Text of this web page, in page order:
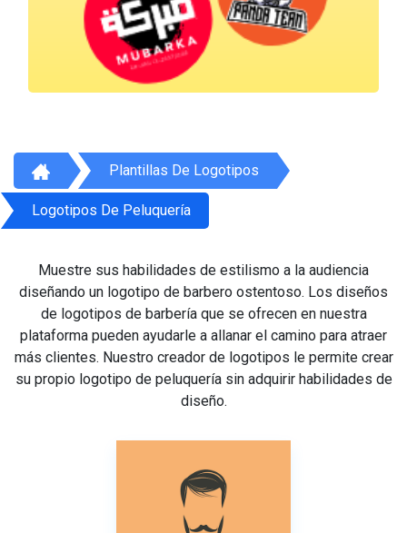
Plantillas De Logotipos
Logotipos De Peluquería
Muestre sus habilidades de estilismo a la audiencia
diseñando un logotipo de barbero ostentoso. Los diseños
de logotipos de barbería que se ofrecen en nuestra
plataforma pueden ayudarle a allanar el camino para atraer
más clientes. Nuestro creador de logotipos le permite crear
su propio logotipo de peluquería sin adquirir habilidades de
diseño.